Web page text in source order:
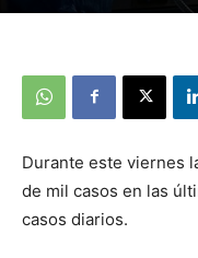
Durante este viernes
de mil casos en las
casos diarios.